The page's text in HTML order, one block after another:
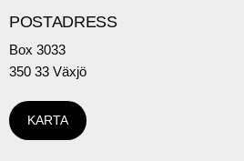
POSTADRESS
Box 3033
350 33 Växjö
KARTA